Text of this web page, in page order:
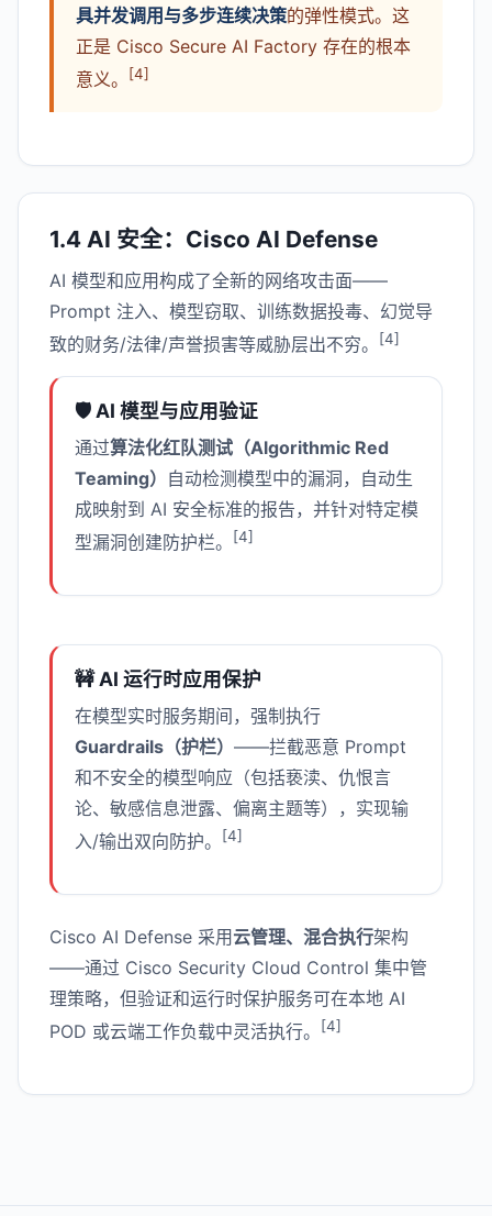
具并发调用与多步连续决策的弹性模式。这
正是 Cisco Secure AI Factory 存在的根本
意义。
[4]
1.4 AI 安全：Cisco AI Defense
AI 模型和应用构成了全新的网络攻击面——
Prompt 注入、模型窃取、训练数据投毒、幻觉导
致的财务/法律/声誉损害等威胁层出不穷。
[4]
🛡️ AI 模型与应用验证
通过算法化红队测试（Algorithmic Red
Teaming） 自动检测模型中的漏洞，自动生
成映射到 AI 安全标准的报告，并针对特定模
型漏洞创建防护栏。
[4]
🚧 AI 运行时应用保护
在模型实时服务期间，强制执行
Guardrails（护栏） ——拦截恶意 Prompt
和不安全的模型响应（包括亵渎、仇恨言
论、敏感信息泄露、偏离主题等），实现输
入/输出双向防护。
[4]
Cisco AI Defense 采用 云管理、混合执行架构
——通过 Cisco Security Cloud Control 集中管
理策略，但验证和运行时保护服务可在本地 AI
POD 或云端工作负载中灵活执行。
[4]